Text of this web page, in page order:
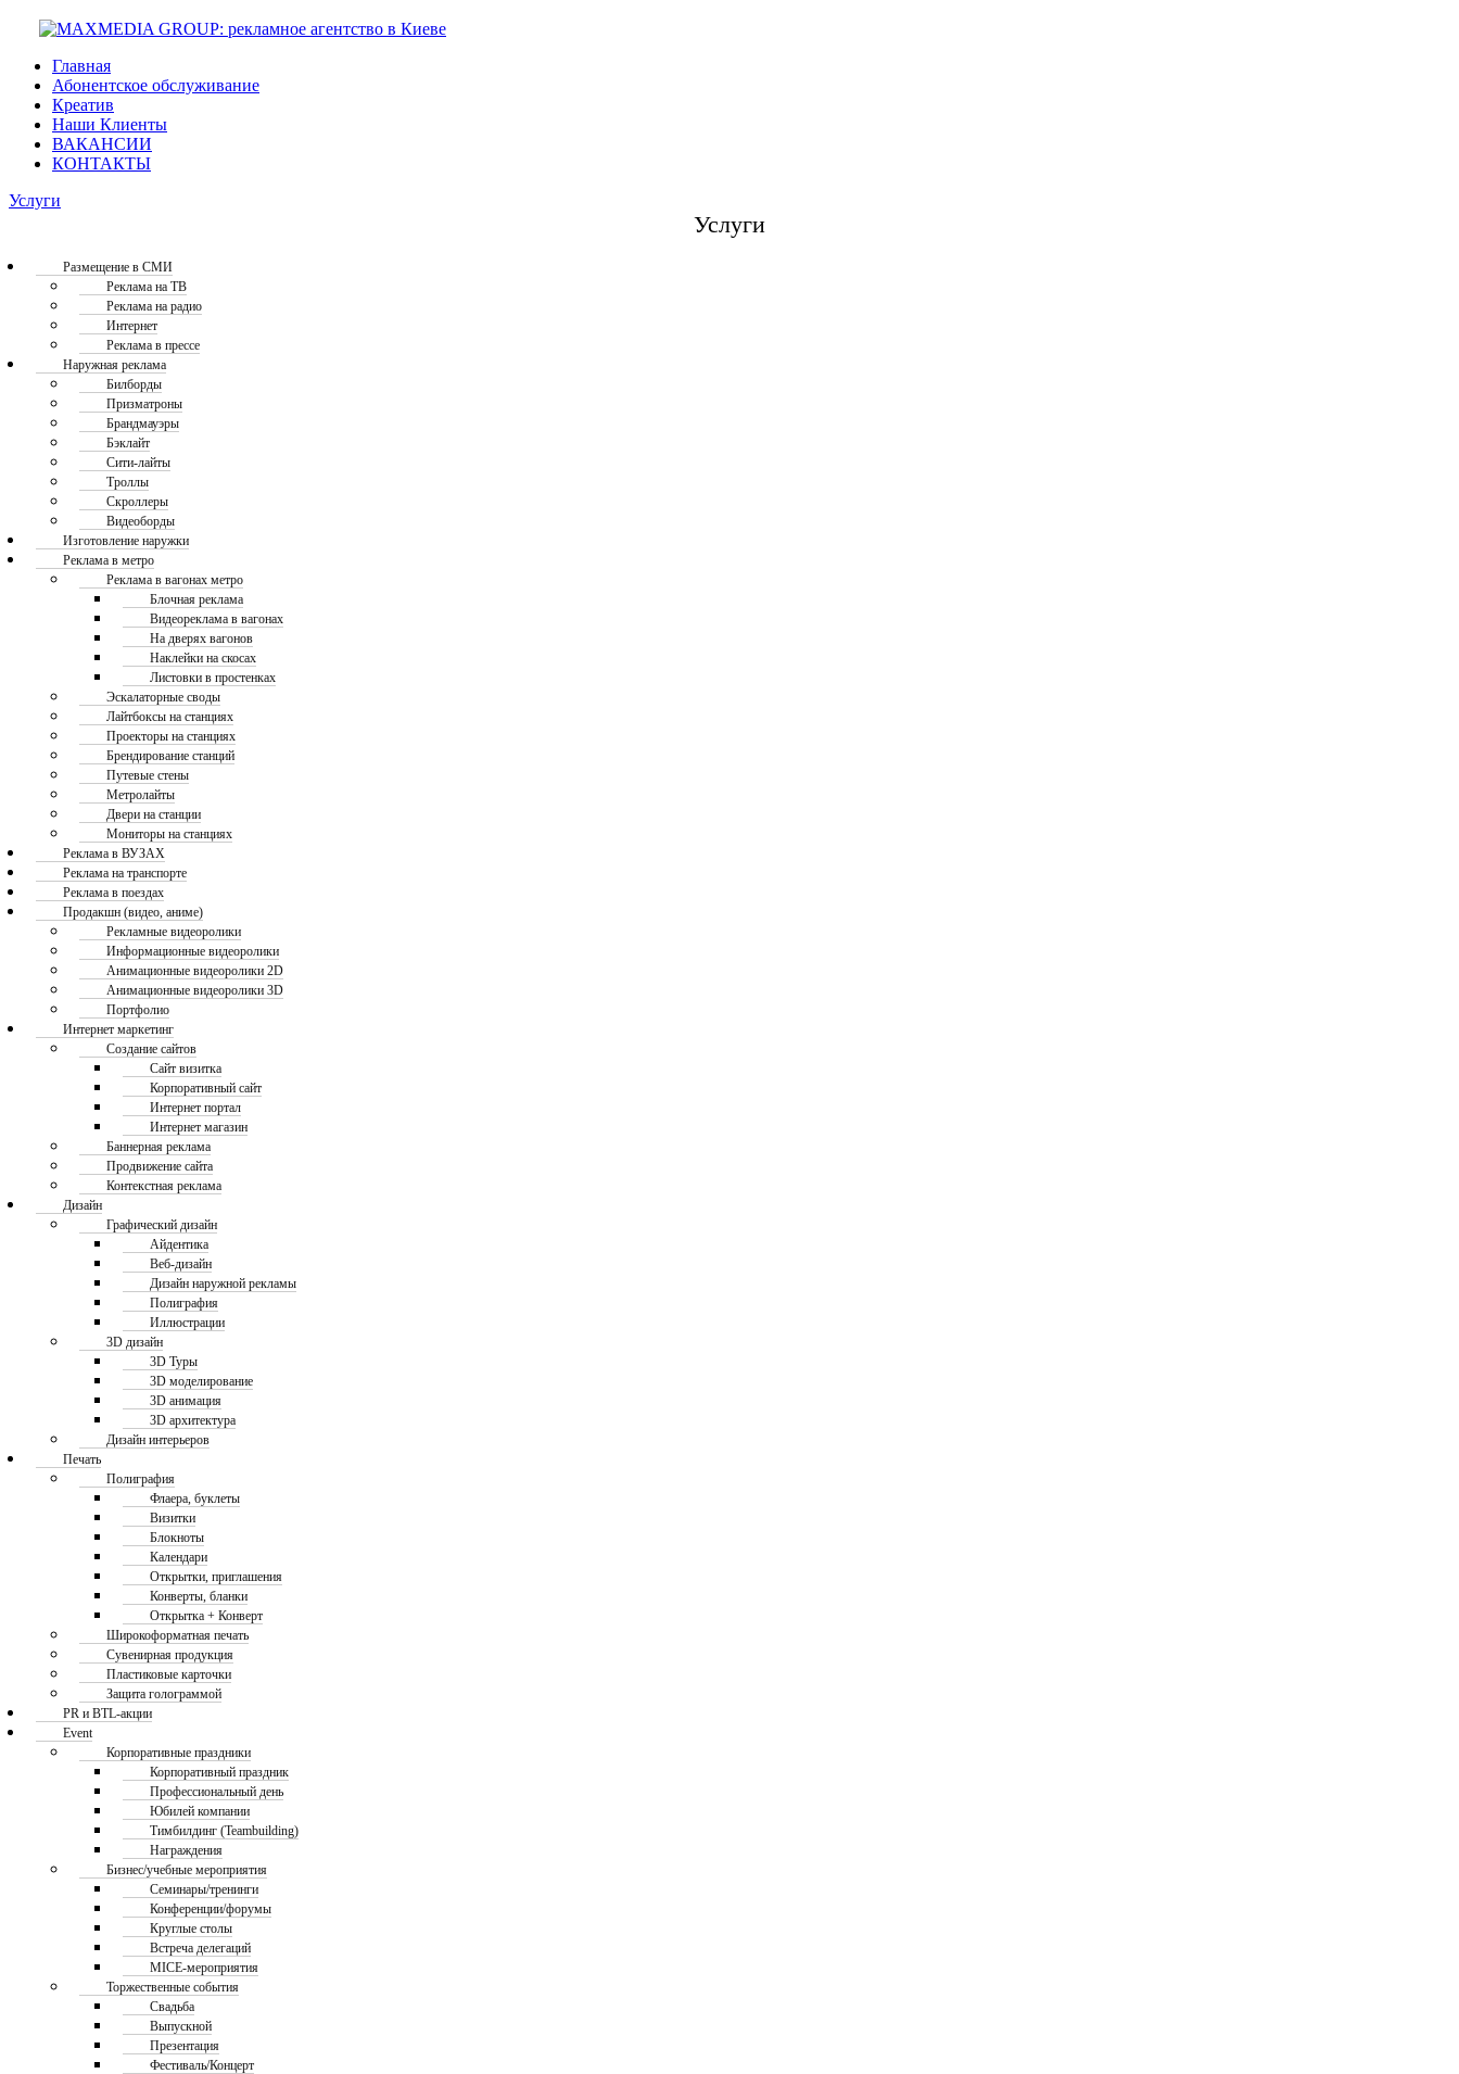
Главная
Абонентское обслуживание
Креатив
Наши Клиенты
ВАКАНСИИ
КОНТАКТЫ
Услуги
Услуги
Размещение в СМИ
Реклама на ТВ
Реклама на радио
Интернет
Реклама в прессе
Наружная реклама
Билборды
Призматроны
Брандмауэры
Бэклайт
Сити-лайты
Троллы
Скроллеры
Видеоборды
Изготовление наружки
Реклама в метро
Реклама в вагонах метро
Блочная реклама
Видеореклама в вагонах
На дверях вагонов
Наклейки на скосах
Листовки в простенках
Эскалаторные своды
Лайтбоксы на станциях
Проекторы на станциях
Брендирование станций
Путевые стены
Метролайты
Двери на станции
Мониторы на станциях
Реклама в ВУЗАХ
Реклама на транспорте
Реклама в поездах
Продакшн (видео, аниме)
Рекламные видеоролики
Информационные видеоролики
Анимационные видеоролики 2D
Анимационные видеоролики 3D
Портфолио
Интернет маркетинг
Создание сайтов
Сайт визитка
Корпоративный сайт
Интернет портал
Интернет магазин
Баннерная реклама
Продвижение сайта
Контекстная реклама
Дизайн
Графический дизайн
Айдентика
Веб-дизайн
Дизайн наружной рекламы
Полиграфия
Иллюстрации
3D дизайн
3D Туры
3D моделирование
3D анимация
3D архитектура
Дизайн интерьеров
Печать
Полиграфия
Флаера, буклеты
Визитки
Блокноты
Календари
Открытки, приглашения
Конверты, бланки
Открытка + Конверт
Широкоформатная печать
Сувенирная продукция
Пластиковые карточки
Защита голограммой
PR и BTL-акции
Event
Корпоративные праздники
Корпоративный праздник
Профессиональный день
Юбилей компании
Тимбилдинг (Teambuilding)
Награждения
Бизнес/учебные мероприятия
Семинары/тренинги
Конференции/форумы
Круглые столы
Встреча делегаций
MICE-мероприятия
Торжественные события
Свадьба
Выпускной
Презентация
Фестиваль/Концерт